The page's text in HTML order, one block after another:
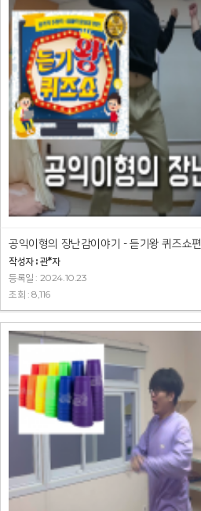
공익이형의 장난감이야기 - 듣기왕 퀴즈쇼편
작성자 : 관*자
등록일 : 2024.10.23
조회 : 8,116